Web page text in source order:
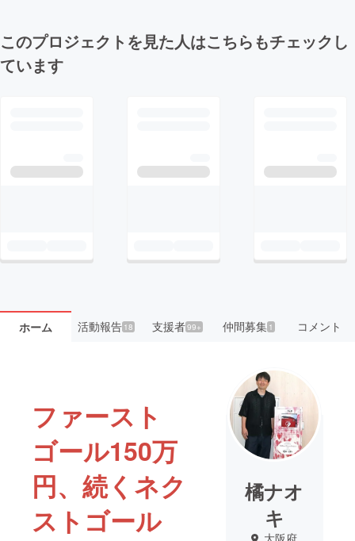
このプロジェクトを見た人はこちらもチェックし
ています
ホーム 活動報告18 支援者99+ 仲間募集 1 コメント
ファースト
ゴール150万
円、続くネク
ストゴール
橘ナオ
キ